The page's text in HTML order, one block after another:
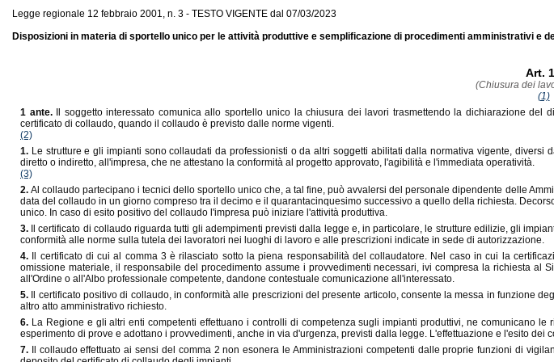
Legge regionale 12 febbraio 2001, n. 3 - TESTO VIGENTE dal 07/03/2023
Disposizioni in materia di sportello unico per le attività produttive e semplificazione di procedimenti amministrativi e
Art.
(Chiusura dei
(1)
1 ante.
Il soggetto interessato comunica allo sportello unico la chiusura dei lavori trasmettendo la dichiarazione
certificato di collaudo, quando il collaudo è previsto dalle norme vigenti.
(2)
1. Le strutture e gli impianti sono collaudati da professionisti o da altri soggetti abilitati dalla normativa vigente,
diretto o indiretto, all'impresa, che ne attestano la conformità al progetto approvato, l'agibilità e l'immediata operatività.
(3)
2.Al collaudo partecipano i tecnici dello sportello unico che, a tal fine, può avvalersi del personale dipendente delle
data del collaudo in un giorno compreso tra il decimo e il quarantacinquesimo successivo a quello della richiesta.
unico. In caso di esito positivo del collaudo l'impresa può iniziare l'attività produttiva.
3.
Il certificato di collaudo riguarda tutti gli adempimenti previsti dalla legge e, in particolare, le strutture edilizie, gli
conformità alle norme sulla tutela dei lavoratori nei luoghi di lavoro e alle prescrizioni indicate in sede di autorizzazione.
4.
Il certificato di cui al comma 3 è rilasciato sotto la piena responsabilità del collaudatore. Nel caso in cui la
omissione materiale, il responsabile del procedimento assume i provvedimenti necessari, ivi compresa la richiesta
all'Ordine o all'Albo professionale competente, dandone contestuale comunicazione all'interessato.
5.
Il certificato positivo di collaudo, in conformità alle prescrizioni del presente articolo, consente la messa in
altro atto amministrativo richiesto.
6. La Regione e gli altri enti competenti effettuano i controlli di competenza sugli impianti produttivi, ne comunicano
esperimento di prove e adottano i provvedimenti, anche in via d'urgenza, previsti dalla legge. L'effettuazione e l'esito
7.
Il collaudo effettuato ai sensi del comma 2 non esonera le Amministrazioni competenti dalle proprie funzioni di